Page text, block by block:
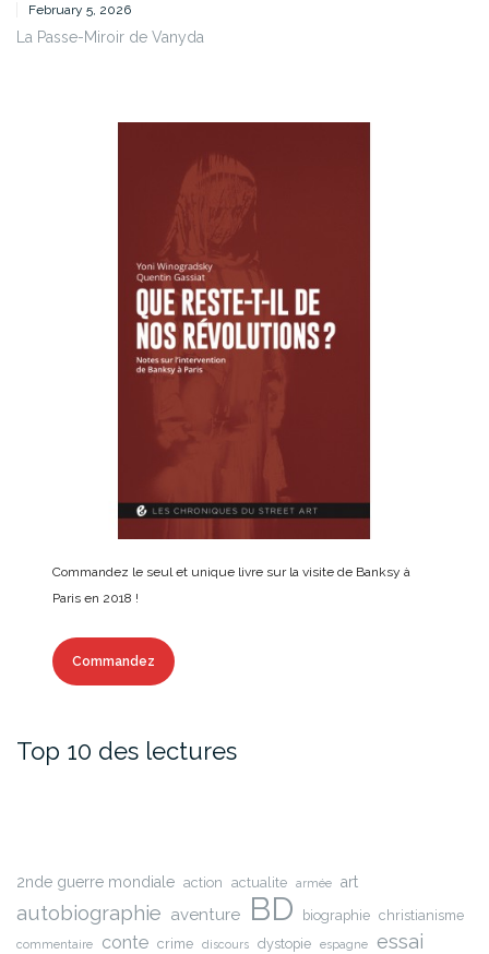
February 5, 2026
La Passe-Miroir de Vanyda
Commandez le seul et unique livre sur la visite de Banksy à
Paris en 2018 !
Commandez
Top 10 des lectures
2nde guerre mondiale action actualite armée art
autobiographie aventure BD biographie christianisme
commentaire conte crime discours dystopie espagne essai